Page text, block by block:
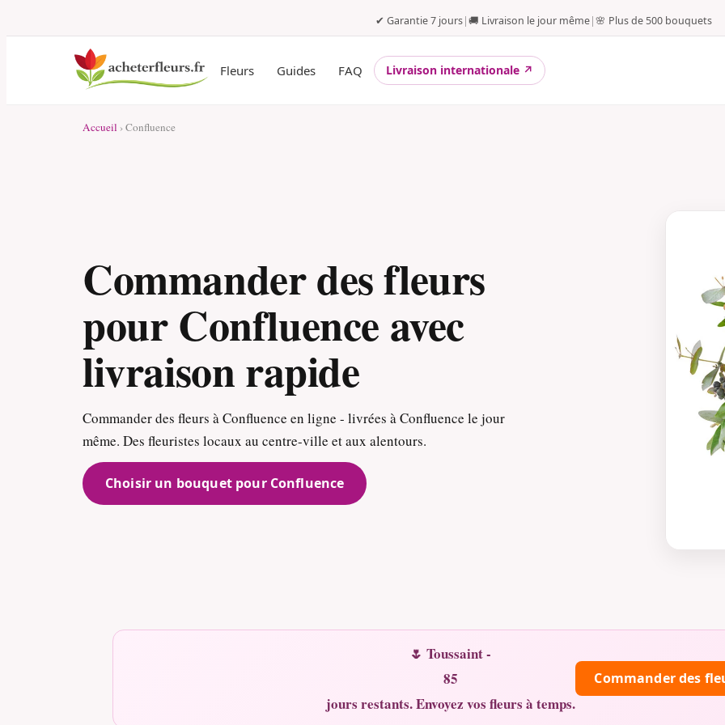
✔ Garantie 7 jours|🚚 Livraison le jour même|🌸 Plus de 500 bouquets
Fleurs Guides FAQ Livraison internationale ↗
Accueil › Confluence
Commander des fleurs
pour Confluence avec
livraison rapide
Commander des fleurs à Confluence en ligne - livrées à Confluence le jour
même. Des fleuristes locaux au centre-ville et aux alentours.
Choisir un bouquet pour Confluence
🌷 Toussaint -
85
jours restants. Envoyez vos fleurs à temps.
Commander des